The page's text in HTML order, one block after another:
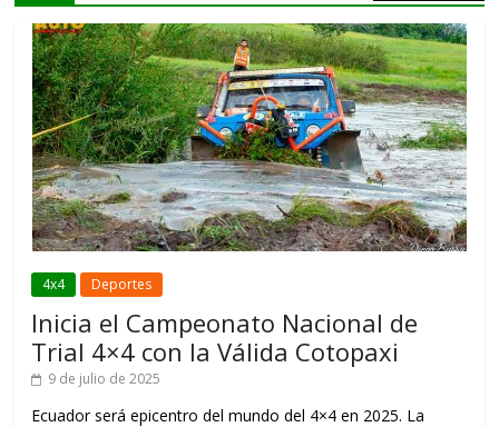
4x4 Deportes
Inicia el Campeonato Nacional de
Trial 4×4 con la Válida Cotopaxi
9 de julio de 2025
Ecuador será epicentro del mundo del 4×4 en 2025. La